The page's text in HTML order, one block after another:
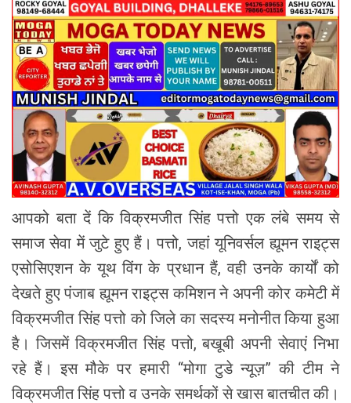
आपको बता दें कि विक्रमजीत सिंह पत्तो एक लंबे समय से
समाज सेवा में जुटे हुए हैं। पत्तो, जहां यूनिवर्सल ह्यूमन राइट्स
एसोसिएशन के यूथ विंग के प्रधान हैं, वही उनके कार्यों को
देखते हुए पंजाब ह्यूमन राइट्स कमिशन ने अपनी कोर कमेटी में
विक्रमजीत सिंह पत्तो को जिले का सदस्य मनोनीत किया हुआ
है। जिसमें विक्रमजीत सिंह पत्तो, बखूबी अपनी सेवाएं निभा
रहे हैं। इस मौके पर हमारी “मोगा टुडे न्यूज़” की टीम ने
विक्रमजीत सिंह पत्तो व उनके समर्थकों से खास बातचीत की।